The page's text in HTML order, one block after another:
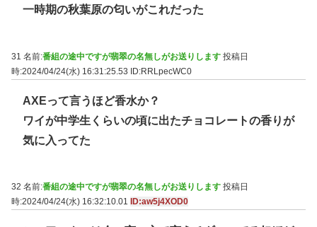
一時期の秋葉原の匂いがこれだった
31 名前:番組の途中ですが翡翠の名無しがお送りします 投稿日
時:2024/04/24(水) 16:31:25.53 ID:RRLpecWC0
AXEって言うほど香水か？
ワイが中学生くらいの頃に出たチョコレートの香りが
気に入ってた
32 名前:番組の途中ですが翡翠の名無しがお送りします 投稿日
時:2024/04/24(水) 16:32:10.01
ID:aw5j4XOD0